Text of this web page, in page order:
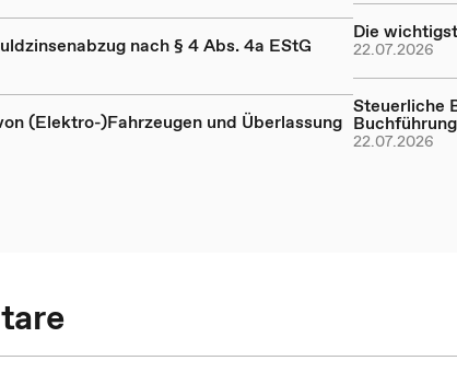
nach § 4 Abs. 4a EStG
(Elektro-)Fahrzeugen und Überlassung
Die
22.07.2026
Steuerliche
Buchführung
22.07.2026